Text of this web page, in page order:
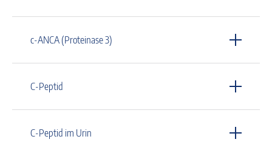
c-ANCA (Proteinase 3)
C-Peptid
C-Peptid im Urin